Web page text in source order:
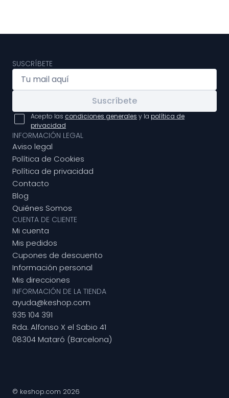
SUSCRÍBETE
Suscríbete
Acepto las condiciones generales y la política de
privacidad
INFORMACIÓN LEGAL
Aviso legal
Política de Cookies
Política de privacidad
Contacto
Blog
Quiénes Somos
CUENTA DE CLIENTE
Mi cuenta
Mis pedidos
Cupones de descuento
Información personal
Mis direcciones
INFORMACIÓN DE LA TIENDA
ayuda@keshop.com
935 104 391
Rda. Alfonso X el Sabio 41
08304 Mataró (Barcelona)
© keshop.com 2026